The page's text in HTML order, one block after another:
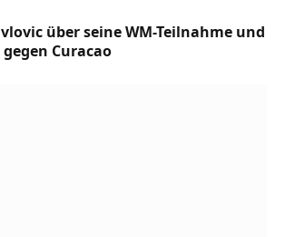
über seine WM-Teilnahme und
Curacao